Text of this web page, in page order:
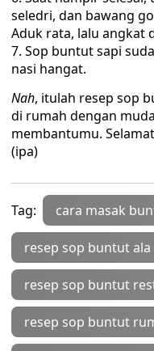
seledri, dan bawang
Aduk rata, lalu angkat
Sop buntut sapi
nasi hangat.
Nah, itulah resep sop
di rumah dengan
membantumu.
(ipa)
Tag: cara masak
resep sop buntut
resep sop buntut
resep sop buntut